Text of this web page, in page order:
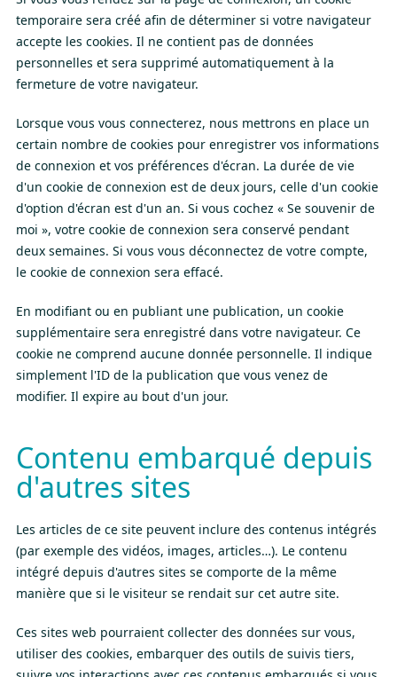
temporaire sera créé afin de déterminer si votre navigateur
accepte les cookies. Il ne contient pas de données
personnelles et sera supprimé automatiquement à la
fermeture de votre navigateur.
Lorsque vous vous connecterez, nous mettrons en place un
certain nombre de cookies pour enregistrer vos informations
de connexion et vos préférences d'écran. La durée de vie
d'un cookie de connexion est de deux jours, celle d'un cookie
d'option d'écran est d'un an. Si vous cochez « Se souvenir de
moi », votre cookie de connexion sera conservé pendant
deux semaines. Si vous vous déconnectez de votre compte,
le cookie de connexion sera effacé.
En modifiant ou en publiant une publication, un cookie
supplémentaire sera enregistré dans votre navigateur. Ce
cookie ne comprend aucune donnée personnelle. Il indique
simplement l'ID de la publication que vous venez de
modifier. Il expire au bout d'un jour.
Contenu embarqué depuis
d'autres sites
Les articles de ce site peuvent inclure des contenus intégrés
(par exemple des vidéos, images, articles…). Le contenu
intégré depuis d'autres sites se comporte de la même
manière que si le visiteur se rendait sur cet autre site.
Ces sites web pourraient collecter des données sur vous,
utiliser des cookies, embarquer des outils de suivis tiers,